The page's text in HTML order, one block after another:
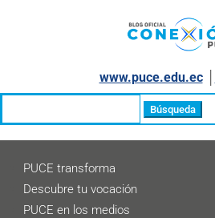
www.puce.edu.ec│
PUCE transforma
Descubre tu vocación
PUCE en los medios